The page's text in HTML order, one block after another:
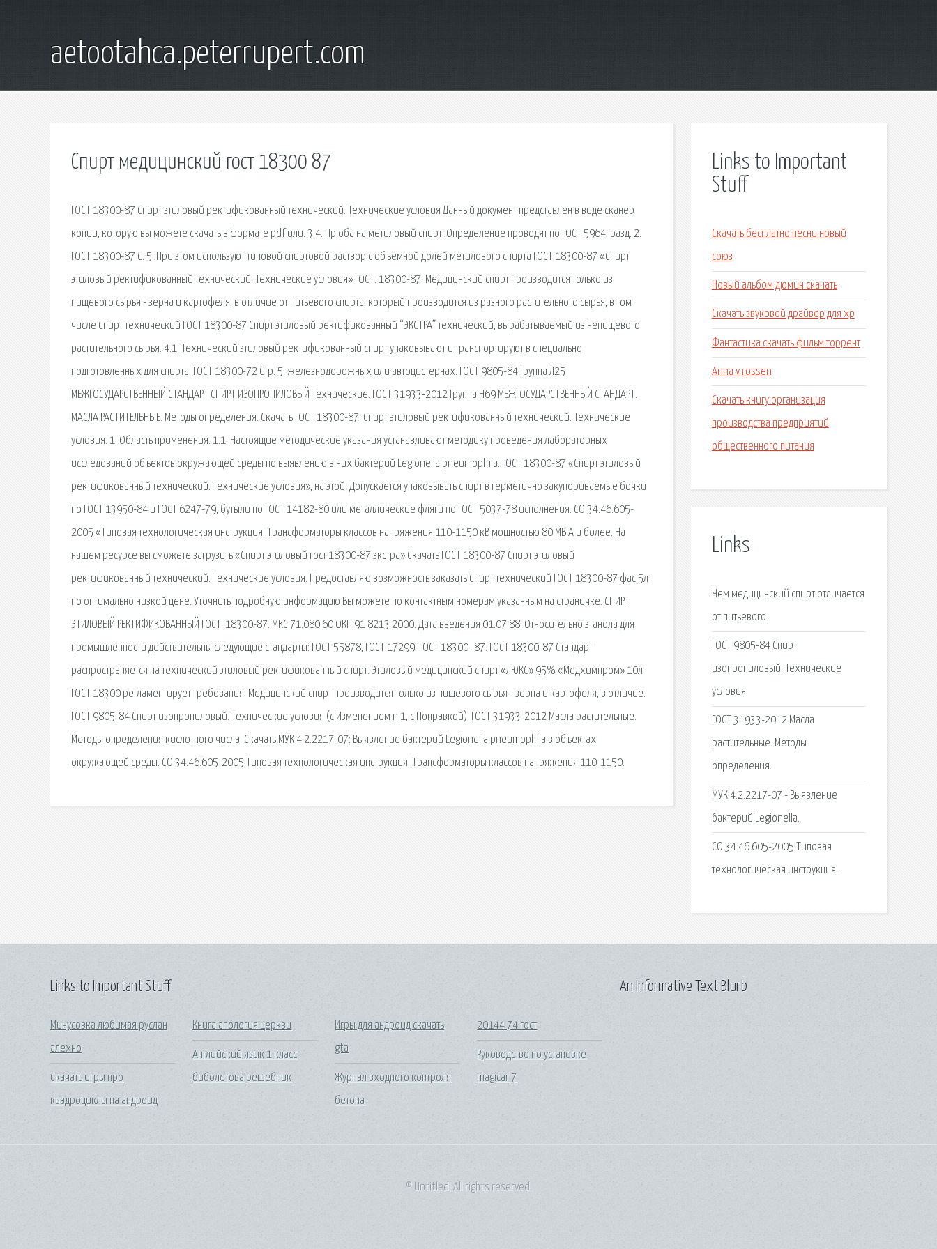
aetootahca.peterrupert.com
Спирт медицинский гост 18300 87
ГОСТ 18300-87 Спирт этиловый ректификованный технический. Технические условия Данный документ представлен в виде сканер
копии, которую вы можете скачать в формате pdf или. 3.4. Пр оба на метиловый спирт. Определение проводят по ГОСТ 5964, разд. 2.
ГОСТ 18300-87 С. 5. При этом используют типовой спиртовой раствор с объемной долей метилового спирта ГОСТ 18300-87 «Спирт
этиловый ректификованный технический. Технические условия» ГОСТ. 18300-87. Медицинский спирт производится только из
пищевого сырья - зерна и картофеля, в отличие от питьевого спирта, который производится из разного растительного сырья, в том
числе Спирт технический ГОСТ 18300-87 Спирт этиловый ректификованный “ЭКСТРА” технический, вырабатываемый из непищевого
растительного сырья. 4.1. Технический этиловый ректификованный спирт упаковывают и транспортируют в специально
подготовленных для спирта. ГОСТ 18300-72 Стр. 5. железнодорожных или автоцистернах. ГОСТ 9805-84 Группа Л25
МЕЖГОСУДАРСТВЕННЫЙ СТАНДАРТ СПИРТ ИЗОПРОПИЛОВЫЙ Технические. ГОСТ 31933-2012 Группа Н69 МЕЖГОСУДАРСТВЕННЫЙ СТАНДАРТ.
МАСЛА РАСТИТЕЛЬНЫЕ. Методы определения. Скачать ГОСТ 18300-87: Спирт этиловый ректификованный технический. Технические
условия. 1. Область применения. 1.1. Настоящие методические указания устанавливают методику проведения лабораторных
исследований объектов окружающей среды по выявлению в них бактерий Legionella pneumophila. ГОСТ 18300-87 «Спирт этиловый
ректификованный технический. Технические условия», на этой. Допускается упаковывать спирт в герметично закупориваемые бочки
по ГОСТ 13950-84 и ГОСТ 6247-79, бутыли по ГОСТ 14182-80 или металлические фляги по ГОСТ 5037-78 исполнения. СО 34.46.605-
2005 «Типовая технологическая инструкция. Трансформаторы классов напряжения 110-1150 кВ мощностью 80 МВ.А и более. На
нашем ресурсе вы сможете загрузить «Спирт этиловый гост 18300-87 экстра» Скачать ГОСТ 18300-87 Спирт этиловый
ректификованный технический. Технические условия. Предоставляю возможность заказать Спирт технический ГОСТ 18300-87 фас.5л
по оптимально низкой цене. Уточнить подробную информацию Вы можете по контактным номерам указанным на страничке. СПИРТ
ЭТИЛОВЫЙ РЕКТИФИКОВАННЫЙ ГОСТ. 18300-87. МКС 71.080.60 ОКП 91 8213 2000. Дата введения 01.07.88. Относительно этанола для
промышленности действительны следующие стандарты: ГОСТ 55878, ГОСТ 17299, ГОСТ 18300–87. ГОСТ 18300-87 Стандарт
распространяется на технический этиловый ректификованный спирт. Этиловый медицинский спирт «ЛЮКС» 95% «Медхимпром» 10л
ГОСТ 18300 регламентирует требования. Медицинский спирт производится только из пищевого сырья - зерна и картофеля, в отличие.
ГОСТ 9805-84 Спирт изопропиловый. Технические условия (с Изменением n 1, с Поправкой). ГОСТ 31933-2012 Масла растительные.
Методы определения кислотного числа. Скачать МУК 4.2.2217-07: Выявление бактерий Legionella pneumophila в объектах
окружающей среды. СО 34.46.605-2005 Типовая технологическая инструкция. Трансформаторы классов напряжения 110-1150.
Links to Important
Stuff
Скачать бесплатно песни новый
союз
Новый альбом дюмин скачать
Скачать звуковой драйвер для xp
Фантастика скачать фильм торрент
Anna v rossen
Скачать книгу организация
производства предприятий
общественного питания
Links
Чем медицинский спирт отличается
от питьевого.
ГОСТ 9805-84 Спирт
изопропиловый. Технические
условия.
ГОСТ 31933-2012 Масла
растительные. Методы
определения.
МУК 4.2.2217-07 - Выявление
бактерий Legionella.
СО 34.46.605-2005 Типовая
технологическая инструкция.
Links to Important Stuff
Минусовка любимая руслан
алехно
Скачать игры про
квадроциклы на андроид
Книга апология церкви
Английский язык 1 класс
биболетова решебник
Игры для андроид скачать
gta
Журнал входного контроля
бетона
20144 74 гост
Руководство по установке
magicar 7
An Informative Text Blurb
© Untitled. All rights reserved.